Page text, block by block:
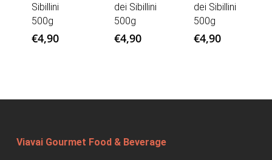
Sibillini
500g
€4,90
dei Sibillini
500g
€4,90
dei Sibillini
500g
€4,90
Viavai Gourmet Food & Beverage